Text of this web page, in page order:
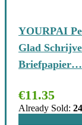
YOURPAI
Glad
Briefpapier…
€11.35
Already Sold: 24